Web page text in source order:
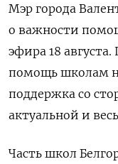
Мэр города
о важности
эфира 18
помощь школам
поддержка со
актуальной и
Часть школ